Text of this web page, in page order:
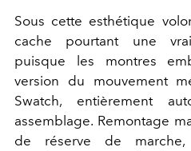
Sous cette esthétique
cache pourtant une
puisque les montres
version du mouvement
Swatch, entièrement
assemblage. Remontage
de réserve de marche,